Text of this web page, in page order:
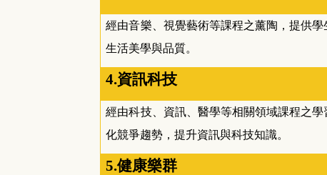
經由音樂、視覺藝術等課程之薰陶，提供
生活美學與品質。
4.資訊科技
經由科技、資訊、醫學等相關領域課程之
化競爭趨勢，提升資訊與科技知識。
5.健康樂群